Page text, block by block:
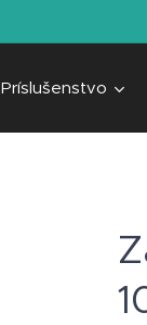
Príslušenstvo